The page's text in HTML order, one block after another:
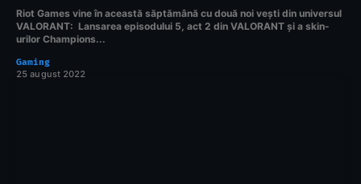
Riot Games vine în această săptămână cu două noi vești din universul
VALORANT: Lansarea episodului 5, act 2 din VALORANT și a skin-
urilor Champions...
Gaming
25 august 2022